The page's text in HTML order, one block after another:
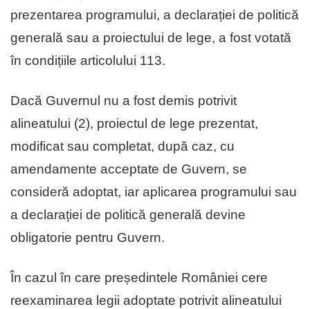
prezentarea programului, a declarației de politică
generală sau a proiectului de lege, a fost votată
în condițiile articolului 113.
Dacă Guvernul nu a fost demis potrivit
alineatului (2), proiectul de lege prezentat,
modificat sau completat, după caz, cu
amendamente acceptate de Guvern, se
consideră adoptat, iar aplicarea programului sau
a declarației de politică generală devine
obligatorie pentru Guvern.
În cazul în care președintele României cere
reexaminarea legii adoptate potrivit alineatului